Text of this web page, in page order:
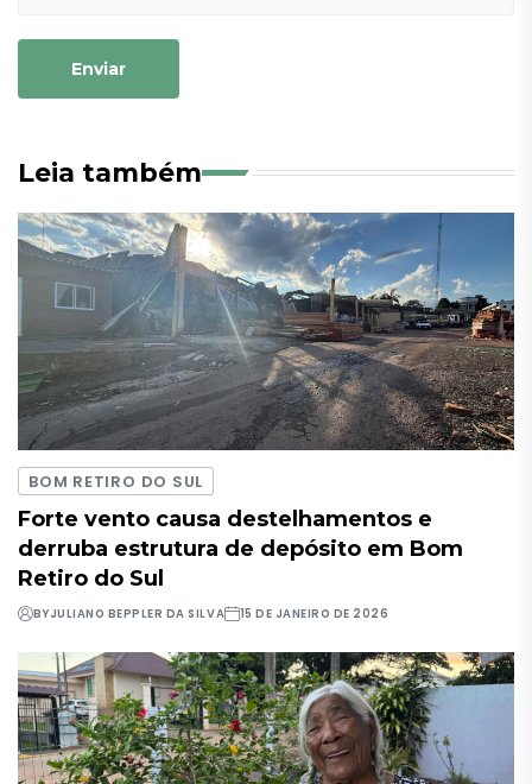
Enviar
Leia também
BOM RETIRO DO SUL
Forte vento causa destelhamentos e
derruba estrutura de depósito em Bom
Retiro do Sul
BYJULIANO BEPPLER DA SILVA 15 DE JANEIRO DE 2026